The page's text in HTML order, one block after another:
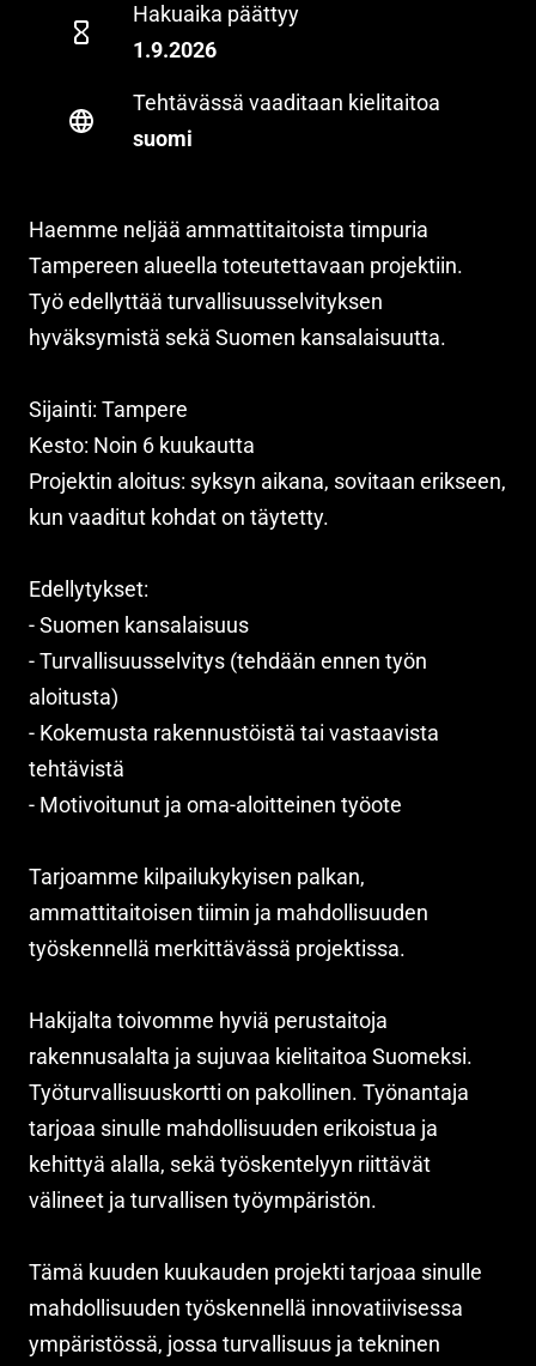
Haemme neljää ammattitaitoista timpuria
Tampereen alueella toteutettavaan projektiin.
Työ edellyttää turvallisuusselvityksen
hyväksymistä sekä Suomen kansalaisuutta.
Sijainti: Tampere
Kesto: Noin 6 kuukautta
Projektin aloitus: syksyn aikana, sovitaan erikseen,
kun vaaditut kohdat on täytetty.
Edellytykset:
- Suomen kansalaisuus
- Turvallisuusselvitys (tehdään ennen työn
aloitusta)
- Kokemusta rakennustöistä tai vastaavista
tehtävistä
- Motivoitunut ja oma-aloitteinen työote
Tarjoamme kilpailukykyisen palkan,
ammattitaitoisen tiimin ja mahdollisuuden
työskennellä merkittävässä projektissa.
Hakijalta toivomme hyviä perustaitoja
rakennusalalta ja sujuvaa kielitaitoa Suomeksi.
Työturvallisuuskortti on pakollinen. Työnantaja
tarjoaa sinulle mahdollisuuden erikoistua ja
kehittyä alalla, sekä työskentelyyn riittävät
välineet ja turvallisen työympäristön.
Tämä kuuden kuukauden projekti tarjoaa sinulle
mahdollisuuden työskennellä innovatiivisessa
ympäristössä, jossa turvallisuus ja tekninen
Hakuaika päättyy
1.9.2026
Tehtävässä vaaditaan kielitaitoa
suomi